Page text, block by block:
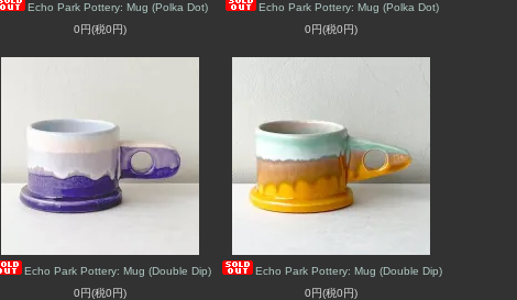
Echo Park Pottery: Mug (Polka Dot)
0円(税0円)
Echo Park Pottery: Mug (Polka Dot)
0円(税0円)
Echo Park Pottery: Mug (Double Dip)
0円(税0円)
Echo Park Pottery: Mug (Double Dip)
0円(税0円)